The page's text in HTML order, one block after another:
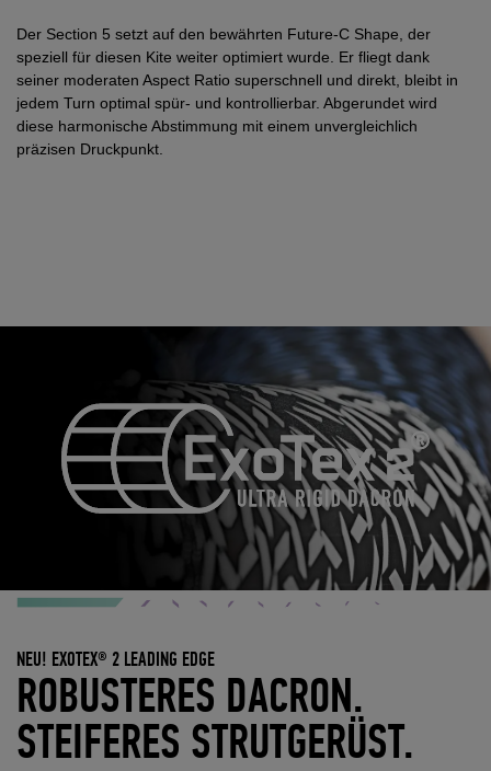
Der Section 5 setzt auf den bewährten Future-C Shape, der
speziell für diesen Kite weiter optimiert wurde. Er fliegt dank
seiner moderaten Aspect Ratio superschnell und direkt, bleibt in
jedem Turn optimal spür- und kontrollierbar. Abgerundet wird
diese harmonische Abstimmung mit einem unvergleichlich
präzisen Druckpunkt.
NEU! EXOTEX® 2 LEADING EDGE
ROBUSTERES DACRON.
STEIFERES STRUTGERÜST.